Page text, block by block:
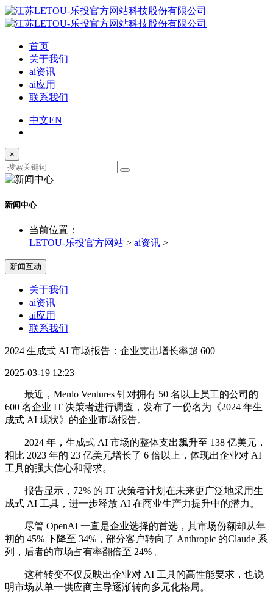
首页
关于我们
ai资讯
ai应用
联系我们
中文EN
×
新闻中心
当前位置：
LETOU-乐投官方网站 > ai资讯 >
新闻互动
关于我们
ai资讯
ai应用
联系我们
2024 生成式 AI 市场报告：企业支出增长率超 600
2025-03-19 12:23
最近，Menlo Ventures 针对拥有 50 名以上员工的公司的
600 名企业 IT 决策者进行调查，发布了一份名为《2024 年生
成式 AI 现状》的企业市场报告。
2024 年，生成式 AI 市场的整体支出飙升至 138 亿美元，
相比 2023 年的 23 亿美元增长了 6 倍以上，体现出企业对 AI
工具的强大信心和需求。
报告显示，72% 的 IT 决策者计划在未来更广泛地采用生
成式 AI 工具，进一步释放 AI 在商业生产力提升中的潜力。
尽管 OpenAI 一直是企业选择的首选，其市场份额却从年
初的 45% 下降至 34%，部分客户转向了 Anthropic 的Claude 系
列，后者的市场占有率翻倍至 24% 。
这种转变不仅反映出企业对 AI 工具的高性能要求，也说
明市场从单一供应商主导逐渐转向多元化格局。